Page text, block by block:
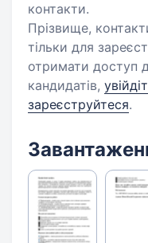
контакти.
Прізвище,
тільки для
отримати доступ
кандидатів,
зареєструйтеся.